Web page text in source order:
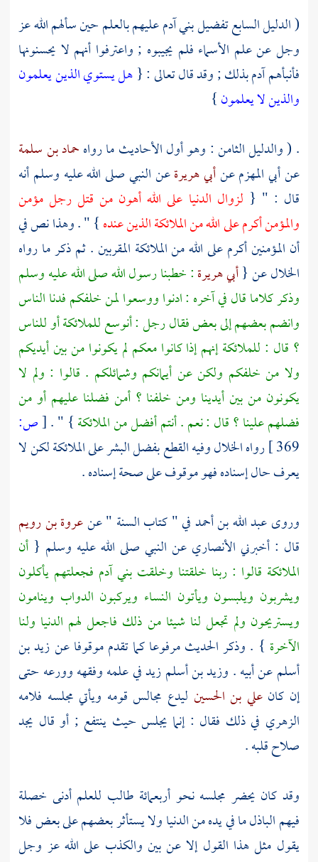
( الدليل السابع تفضيل بنيآدمعليهم بالعلم حين سألهم الله عز
وجل عن علم الأسماء فلم يجيبوه ; واعترفوا أنهم لا يحسنونها
فأنبأهمآدمبذلك ; وقد قال تعالى : {هل يستوي الذين يعلمون
والذين لا يعلمون}
. ( والدليل الثامن : وهو أول الأحاديث ما رواهحماد بن سلمة
عنأبي المهزمعنأبي هريرةعن النبي صلى الله عليه وسلم أنه
قال : " { لزوال الدنيا على الله أهون من قتل رجل مؤمن
والمؤمن أكرم على الله من الملائكة الذين عنده} " . وهذا نص في
أن المؤمنين أكرم على الله من الملائكة المقربين . ثم ذكر ما رواه
الخلالعن {أبي هريرة: خطبنا رسول الله صلى الله عليه وسلم
وذكر كلاما قال في آخره : ادنوا ووسعوا لمن خلفكم فدنا الناس
وانضم بعضهم إلى بعض فقال رجل : أنوسع للملائكة أو للناس
؟ قال : للملائكة إنهم إذا كانوا معكم لم يكونوا من بين أيديكم
ولا من خلفكم ولكن عن أيمانكم وشمائلكم . قالوا : ولم لا
يكونون من بين أيدينا ومن خلفنا ؟ أمن فضلنا عليهم أو من
فضلهم علينا ؟ قال : نعم . أنتم أفضل من الملائكة} " .
[ص:
369 ] رواهالخلالوفيه القطع بفضل البشر على الملائكة لكن لا
يعرف حال إسناده فهو موقوف على صحة إسناده .
وروىعبد الله بن أحمدفي " كتاب السنة " عنعروة بن رويم
قال : أخبرني الأنصاريعن النبي صلى الله عليه وسلم { أن
الملائكة قالوا : ربنا خلقتنا وخلقت بني آدم فجعلتهم يأكلون
ويشربون ويلبسون ويأتون النساء ويركبون الدواب وينامون
ويستريحون ولم تجعل لنا شيئا من ذلك فاجعل لهم الدنيا ولنا
الآخرة } . وذكر الحديث مرفوعا كما تقدم موقوفا عنزيد بن
أسلمعن أبيه . وزيد بن أسلمزيد في علمه وفقهه وورعه حتى
إن كانعلي بن الحسين ليدع مجالس قومه ويأتي مجلسه فلامه
الزهري في ذلك فقال : إنما يجلس حيث ينتفع ; أو قال يجد
صلاح قلبه .
وقد كان يحضر مجلسه نحو أربعمائة طالب للعلم أدنى خصلة
فيهم الباذل ما في يده من الدنيا ولا يستأثر بعضهم على بعض فلا
يقول مثل هذا القول إلا عن بين والكذب على الله عز وجل